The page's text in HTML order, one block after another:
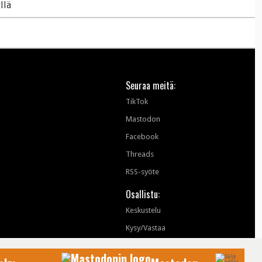
Seuraa meitä:
TikTok
Mastodon
Facebook
Threads
RSS-syöte
Osallistu:
Keskustelu
Kysy/Vastaa